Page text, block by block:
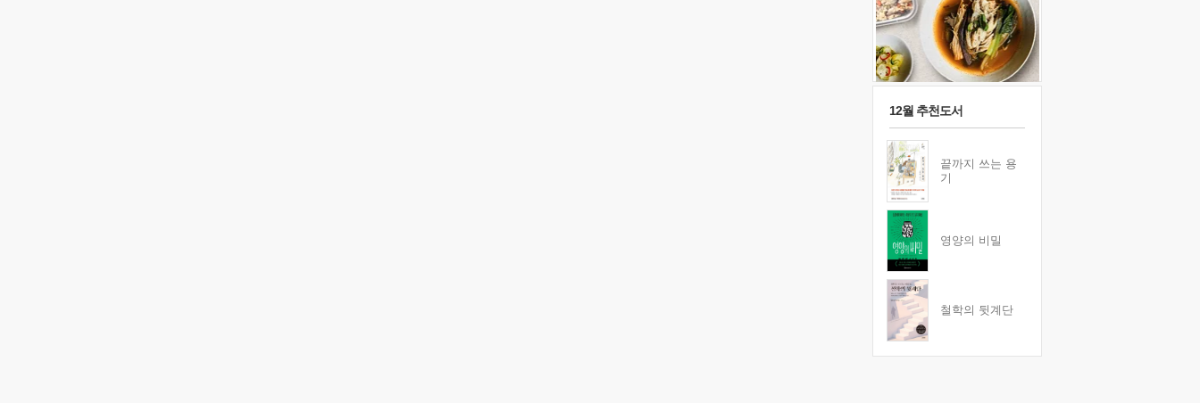
12월 추천도서
끝까지 쓰는 용
기
영양의 비밀
철학의 뒷계단